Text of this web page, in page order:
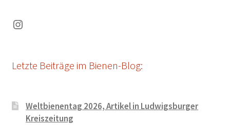
Instagram
Letzte Beiträge im Bienen-Blog:
Weltbienentag 2026, Artikel in Ludwigsburger
Kreiszeitung